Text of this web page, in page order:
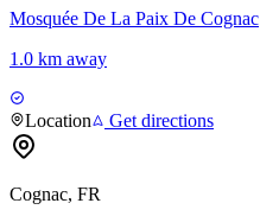
Mosquée De La Paix De Cognac
1.0 km away
Location Get directions
Cognac, FR